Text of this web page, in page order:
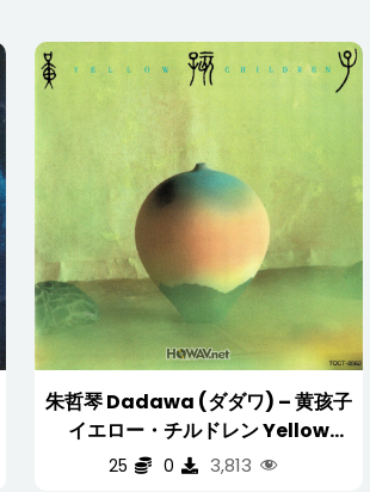
朱哲琴 Dadawa (ダダワ) – 黄孩子
イエロー・チルドレン Yellow
Children ( 日本盤 非賣品 JAPAN
25 0 3,813